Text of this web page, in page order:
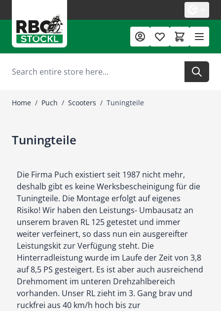
Search
Home / Puch / Scooters / Tuningteile
Tuningteile
Die Firma Puch existiert seit 1987 nicht mehr,
deshalb gibt es keine Werksbescheinigung für die
Tuningteile. Die Montage erfolgt auf eigenes
Risiko! Wir haben den Leistungs- Umbausatz an
unserem braven RL 125 getestet und immer
weiter verfeinert, so dass nun ein ausgereifter
Leistungskit zur Verfügung steht. Die
Hinterradleistung wurde im Laufe der Zeit von 3,8
auf 8,5 PS gesteigert. Es ist aber auch ausreichend
Drehmoment im unteren Drehzahlbereich
vorhanden. Unser RL zieht im 3. Gang brav und
ruckfrei aus 40 km/h hoch bis zur